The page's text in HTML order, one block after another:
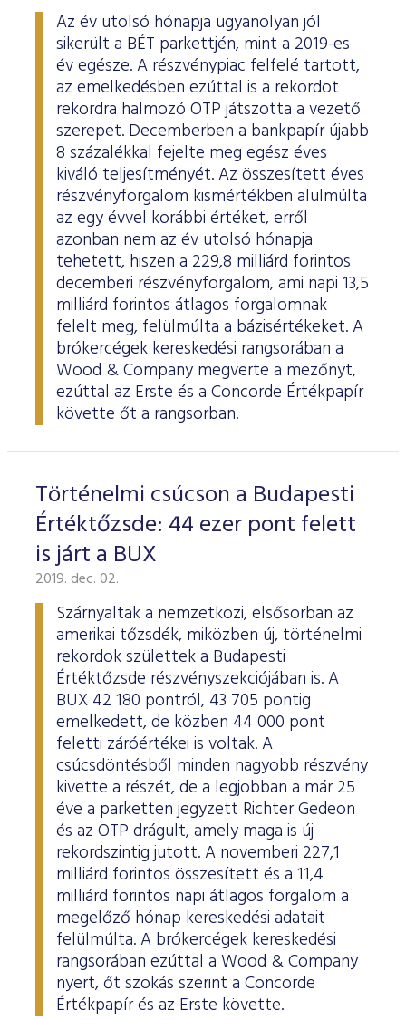
Az év utolsó hónapja ugyanolyan jól
sikerült a BÉT parkettjén, mint a 2019-es
év egésze. A részvénypiac felfelé tartott,
az emelkedésben ezúttal is a rekordot
rekordra halmozó OTP játszotta a vezető
szerepet. Decemberben a bankpapír újabb
8 százalékkal fejelte meg egész éves
kiváló teljesítményét. Az összesített éves
részvényforgalom kismértékben alulmúlta
az egy évvel korábbi értéket, erről
azonban nem az év utolsó hónapja
tehetett, hiszen a 229,8 milliárd forintos
decemberi részvényforgalom, ami napi 13,5
milliárd forintos átlagos forgalomnak
felelt meg, felülmúlta a bázisértékeket. A
brókercégek kereskedési rangsorában a
Wood & Company megverte a mezőnyt,
ezúttal az Erste és a Concorde Értékpapír
követte őt a rangsorban.
Történelmi csúcson a Budapesti
Értéktőzsde: 44 ezer pont felett
is járt a BUX
2019. dec. 02.
Szárnyaltak a nemzetközi, elsősorban az
amerikai tőzsdék, miközben új, történelmi
rekordok születtek a Budapesti
Értéktőzsde részvényszekciójában is. A
BUX 42 180 pontról, 43 705 pontig
emelkedett, de közben 44 000 pont
feletti záróértékei is voltak. A
csúcsdöntésből minden nagyobb részvény
kivette a részét, de a legjobban a már 25
éve a parketten jegyzett Richter Gedeon
és az OTP drágult, amely maga is új
rekordszintig jutott. A novemberi 227,1
milliárd forintos összesített és a 11,4
milliárd forintos napi átlagos forgalom a
megelőző hónap kereskedési adatait
felülmúlta. A brókercégek kereskedési
rangsorában ezúttal a Wood & Company
nyert, őt szokás szerint a Concorde
Értékpapír és az Erste követte.